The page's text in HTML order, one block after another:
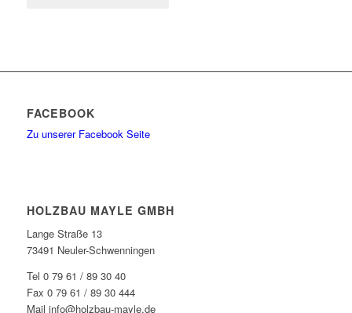
FACEBOOK
Zu unserer Facebook Seite
HOLZBAU MAYLE GMBH
Lange Straße 13
73491 Neuler-Schwenningen
Tel 0 79 61 / 89 30 40
Fax 0 79 61 / 89 30 444
Mail info@holzbau-mayle.de